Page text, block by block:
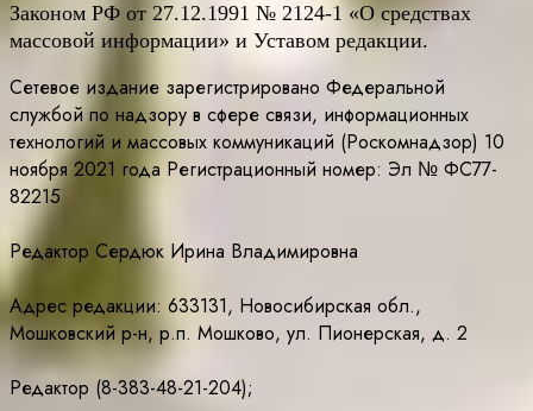
Законом РФ от 27.12.1991 № 2124-1 «О средствах
массовой информации» и Уставом редакции.
Сетевое издание зарегистрировано Федеральной
службой по надзору в сфере связи, информационных
технологий и массовых коммуникаций (Роскомнадзор) 10
ноября 2021 года Регистрационный номер: Эл № ФС77-
82215
Редактор Сердюк Ирина Владимировна
Адрес редакции: 633131, Новосибирская обл.,
Мошковский р-н, р.п. Мошково, ул. Пионерская, д. 2
Редактор (8-383-48-21-204);